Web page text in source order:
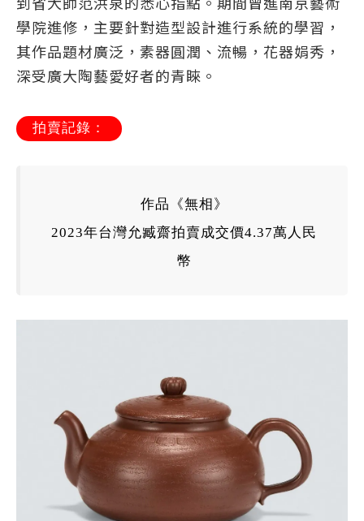
學院進修，主要針對造型設計進行系統的學習，
其作品題材廣泛，素器圓潤、流暢，花器娟秀，
深受廣大陶藝愛好者的青睞。
拍賣記錄：
作品《無相》
2023年台灣允臧齋拍賣成交價4.37萬人民
幣